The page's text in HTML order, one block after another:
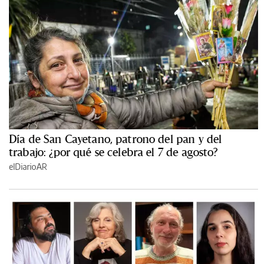
Día de San Cayetano, patrono del pan y del
trabajo: ¿por qué se celebra el 7 de agosto?
elDiarioAR